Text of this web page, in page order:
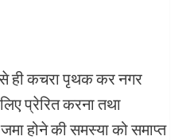
से ही कचरा पृथक कर नगर
प्रेरित करना तथा
होने की समस्या को समाप्त